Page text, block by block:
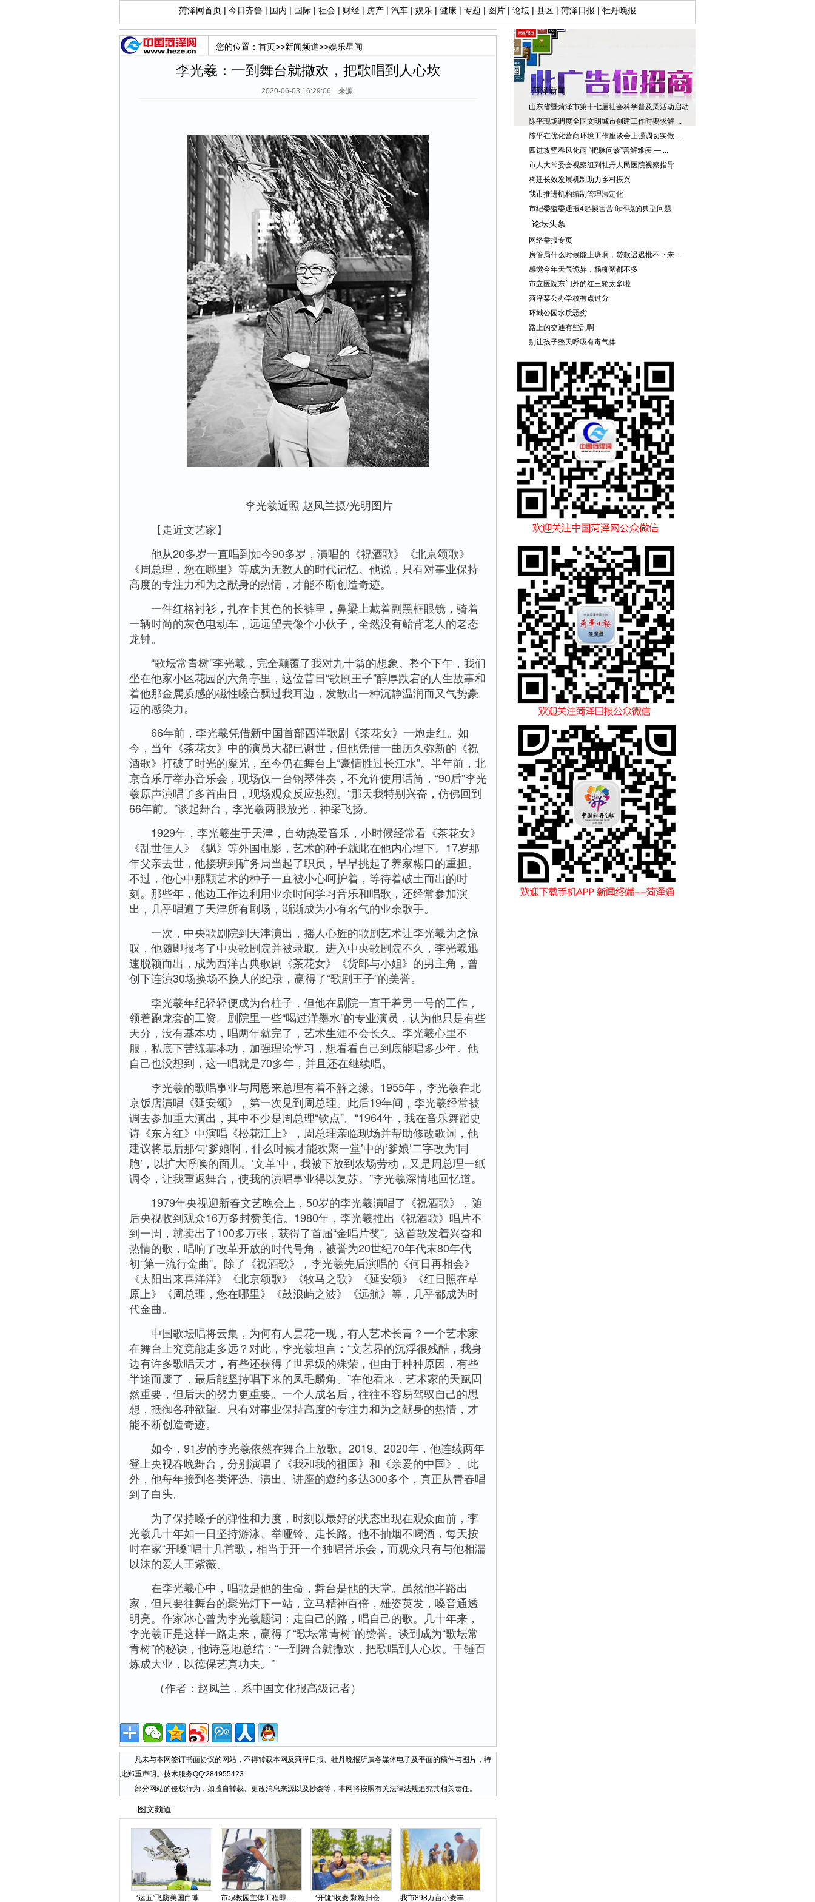
菏泽网首页 | 今日齐鲁 | 国内 | 国际 | 社会 | 财经 | 房产 | 汽车 | 娱乐 | 健康 | 专题 | 图片 | 论坛 | 县区 | 菏泽日报 | 牡丹晚报
您的位置： 首页>>新闻频道>>娱乐星闻
李光羲：一到舞台就撒欢，把歌唱到人心坎
2020-06-03 16:29:06 来源:
李光羲近照 赵凤兰摄/光明图片
【走近文艺家】
他从20多岁一直唱到如今90多岁，演唱的《祝酒歌》《北京颂歌》
《周总理，您在哪里》等成为无数人的时代记忆。他说，只有对事业保持
高度的专注力和为之献身的热情，才能不断创造奇迹。
一件红格衬衫，扎在卡其色的长裤里，鼻梁上戴着副黑框眼镜，骑着
一辆时尚的灰色电动车，远远望去像个小伙子，全然没有鲐背老人的老态
龙钟。
“歌坛常青树”李光羲，完全颠覆了我对九十翁的想象。整个下午，我们
坐在他家小区花园的六角亭里，这位昔日“歌剧王子”醇厚跌宕的人生故事和
着他那金属质感的磁性嗓音飘过我耳边，发散出一种沉静温润而又气势豪
迈的感染力。
66年前，李光羲凭借新中国首部西洋歌剧《茶花女》一炮走红。如
今，当年《茶花女》中的演员大都已谢世，但他凭借一曲历久弥新的《祝
酒歌》打破了时光的魔咒，至今仍在舞台上“豪情胜过长江水”。半年前，北
京音乐厅举办音乐会，现场仅一台钢琴伴奏，不允许使用话筒，“90后”李光
羲原声演唱了多首曲目，现场观众反应热烈。“那天我特别兴奋，仿佛回到
66年前。”谈起舞台，李光羲两眼放光，神采飞扬。
1929年，李光羲生于天津，自幼热爱音乐，小时候经常看《茶花女》
《乱世佳人》《飘》等外国电影，艺术的种子就此在他内心埋下。17岁那
年父亲去世，他接班到矿务局当起了职员，早早挑起了养家糊口的重担。
不过，他心中那颗艺术的种子一直被小心呵护着，等待着破土而出的时
刻。那些年，他边工作边利用业余时间学习音乐和唱歌，还经常参加演
出，几乎唱遍了天津所有剧场，渐渐成为小有名气的业余歌手。
一次，中央歌剧院到天津演出，摇人心旌的歌剧艺术让李光羲为之惊
叹，他随即报考了中央歌剧院并被录取。进入中央歌剧院不久，李光羲迅
速脱颖而出，成为西洋古典歌剧《茶花女》《货郎与小姐》的男主角，曾
创下连演30场换场不换人的纪录，赢得了“歌剧王子”的美誉。
李光羲年纪轻轻便成为台柱子，但他在剧院一直干着男一号的工作，
领着跑龙套的工资。剧院里一些“喝过洋墨水”的专业演员，认为他只是有些
天分，没有基本功，唱两年就完了，艺术生涯不会长久。李光羲心里不
服，私底下苦练基本功，加强理论学习，想看看自己到底能唱多少年。他
自己也没想到，这一唱就是70多年，并且还在继续唱。
李光羲的歌唱事业与周恩来总理有着不解之缘。1955年，李光羲在北
京饭店演唱《延安颂》，第一次见到周总理。此后19年间，李光羲经常被
调去参加重大演出，其中不少是周总理“钦点”。“1964年，我在音乐舞蹈史
诗《东方红》中演唱《松花江上》，周总理亲临现场并帮助修改歌词，他
建议将最后那句‘爹娘啊，什么时候才能欢聚一堂’中的‘爹娘’二字改为‘同
胞’，以扩大呼唤的面儿。‘文革’中，我被下放到农场劳动，又是周总理一纸
调令，让我重返舞台，使我的演唱事业得以复苏。”李光羲深情地回忆道。
1979年央视迎新春文艺晚会上，50岁的李光羲演唱了《祝酒歌》，随
后央视收到观众16万多封赞美信。1980年，李光羲推出《祝酒歌》唱片不
到一周，就卖出了100多万张，获得了首届“金唱片奖”。这首散发着兴奋和
热情的歌，唱响了改革开放的时代号角，被誉为20世纪70年代末80年代
初“第一流行金曲”。除了《祝酒歌》，李光羲先后演唱的《何日再相会》
《太阳出来喜洋洋》《北京颂歌》《牧马之歌》《延安颂》《红日照在草
原上》《周总理，您在哪里》《鼓浪屿之波》《远航》等，几乎都成为时
代金曲。
中国歌坛唱将云集，为何有人昙花一现，有人艺术长青？一个艺术家
在舞台上究竟能走多远？对此，李光羲坦言：“文艺界的沉浮很残酷，我身
边有许多歌唱天才，有些还获得了世界级的殊荣，但由于种种原因，有些
半途而废了，最后能坚持唱下来的凤毛麟角。”在他看来，艺术家的天赋固
然重要，但后天的努力更重要。一个人成名后，往往不容易驾驭自己的思
想，抵御各种欲望。只有对事业保持高度的专注力和为之献身的热情，才
能不断创造奇迹。
如今，91岁的李光羲依然在舞台上放歌。2019、2020年，他连续两年
登上央视春晚舞台，分别演唱了《我和我的祖国》和《亲爱的中国》。此
外，他每年接到各类评选、演出、讲座的邀约多达300多个，真正从青春唱
到了白头。
为了保持嗓子的弹性和力度，时刻以最好的状态出现在观众面前，李
光羲几十年如一日坚持游泳、举哑铃、走长路。他不抽烟不喝酒，每天按
时在家“开嗓”唱十几首歌，相当于开一个独唱音乐会，而观众只有与他相濡
以沫的爱人王紫薇。
在李光羲心中，唱歌是他的生命，舞台是他的天堂。虽然他半路出
家，但只要往舞台的聚光灯下一站，立马精神百倍，雄姿英发，嗓音通透
明亮。作家冰心曾为李光羲题词：走自己的路，唱自己的歌。几十年来，
李光羲正是这样一路走来，赢得了“歌坛常青树”的赞誉。谈到成为“歌坛常
青树”的秘诀，他诗意地总结：“一到舞台就撒欢，把歌唱到人心坎。千锤百
炼成大业，以德保艺真功夫。”
（作者：赵凤兰，系中国文化报高级记者）
凡未与本网签订书面协议的网站，不得转载本网及菏泽日报、牡丹晚报所属各媒体电子及平面的稿件与图片，特
此郑重声明。技术服务QQ:284955423
部分网站的侵权行为，如擅自转载、更改消息来源以及抄袭等，本网将按照有关法律法规追究其相关责任。
图文频道
“运五”飞防美国白蛾 市职教园主体工程即将竣工 “开镰”收麦 颗粒归仓 我市898万亩小麦丰收在即
菏泽新闻
山东省暨菏泽市第十七届社会科学普及周活动启动
陈平现场调度全国文明城市创建工作时要求解 ...
陈平在优化营商环境工作座谈会上强调切实做 ...
四进攻坚春风化雨 “把脉问诊”善解难疾 — ...
市人大常委会视察组到牡丹人民医院视察指导
构建长效发展机制助力乡村振兴
我市推进机构编制管理法定化
市纪委监委通报4起损害营商环境的典型问题
论坛头条
网络举报专页
房管局什么时候能上班啊，贷款迟迟批不下来 ...
感觉今年天气诡异，杨柳絮都不多
市立医院东门外的红三轮太多啦
菏泽某公办学校有点过分
环城公园水质恶劣
路上的交通有些乱啊
别让孩子整天呼吸有毒气体